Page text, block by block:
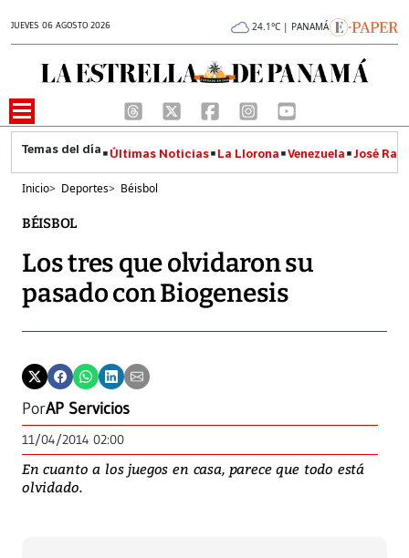
JUEVES 06 AGOSTO 2026 24.1°C | PANAMÁ
Últimas Noticias La Llorona Venezuela José
Inicio> Deportes> Béisbol
BÉISBOL
Los tres que olvidaron su
pasado con Biogenesis
PorAP Servicios
11/04/2014 02:00
En cuanto a los juegos en casa, parece que todo está
olvidado.